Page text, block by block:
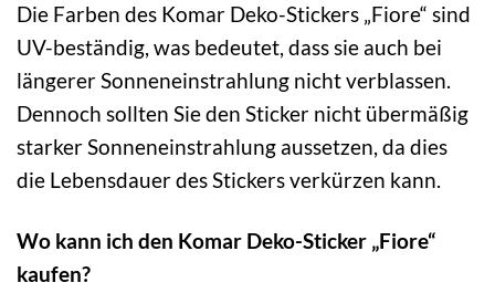
Die Farben des Komar Deko-Stickers „Fiore“ sind
UV-beständig, was bedeutet, dass sie auch bei
längerer Sonneneinstrahlung nicht verblassen.
Dennoch sollten Sie den Sticker nicht übermäßig
starker Sonneneinstrahlung aussetzen, da dies
die Lebensdauer des Stickers verkürzen kann.
Wo kann ich den Komar Deko-Sticker „Fiore“
kaufen?